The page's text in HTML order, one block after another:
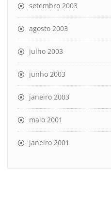
setembro 2003
agosto 2003
julho 2003
junho 2003
janeiro 2003
maio 2001
janeiro 2001